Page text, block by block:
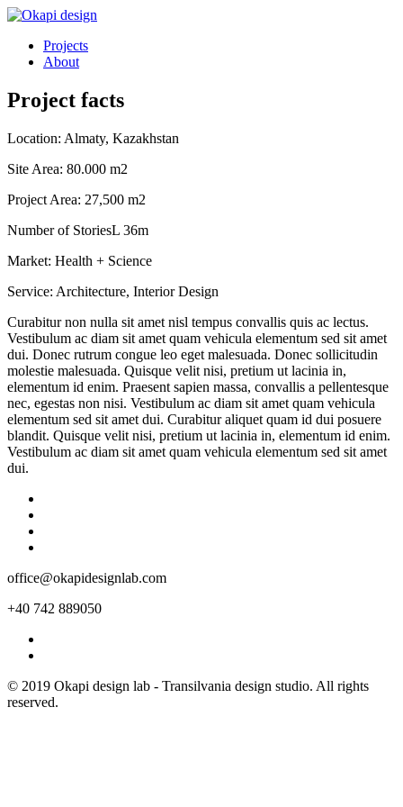
Projects
About
Project facts
Location: Almaty, Kazakhstan
Site Area: 80.000 m2
Project Area: 27,500 m2
Number of StoriesL 36m
Market: Health + Science
Service: Architecture, Interior Design
Curabitur non nulla sit amet nisl tempus convallis quis ac lectus.
Vestibulum ac diam sit amet quam vehicula elementum sed sit amet
dui. Donec rutrum congue leo eget malesuada. Donec sollicitudin
molestie malesuada. Quisque velit nisi, pretium ut lacinia in,
elementum id enim. Praesent sapien massa, convallis a pellentesque
nec, egestas non nisi. Vestibulum ac diam sit amet quam vehicula
elementum sed sit amet dui. Curabitur aliquet quam id dui posuere
blandit. Quisque velit nisi, pretium ut lacinia in, elementum id enim.
Vestibulum ac diam sit amet quam vehicula elementum sed sit amet
dui.
office@okapidesignlab.com
+40 742 889050
© 2019 Okapi design lab - Transilvania design studio. All rights
reserved.